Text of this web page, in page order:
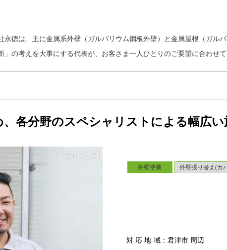
永徳は、主に金属系外壁（ガルバリウム鋼板外壁）と金属屋根（ガル
の考えを大事にする代表が、お客さま一人ひとりのご要望に合わせて
各分野のスペシャリストによる幅広
外壁塗装 外壁張り替え(カ
対応地域：君津市 周辺